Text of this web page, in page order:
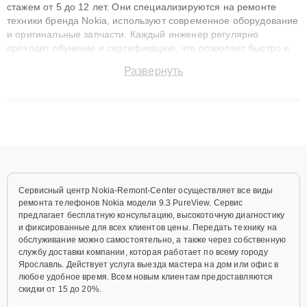
стажем от 5 до 12 лет. Они специализируются на ремонте
техники бренда Nokia, используют современное оборудование
и оригинальные запчасти. Каждый инженер регулярно
проходит обучение и сертификацию, что позволяет быстро и
сохранением гарантии до 3 лет. Наши мастера решают
Развернуть
Сервисный центр Nokia-Remont-Center осуществляет все виды
ремонта телефонов Nokia модели 9.3 PureView. Сервис
предлагает бесплатную консультацию, высокоточную диагностику
и фиксированные для всех клиентов цены. Передать технику на
обслуживание можно самостоятельно, а также через собственную
службу доставки компании, которая работает по всему городу
Ярославль. Действует услуга выезда мастера на дом или офис в
любое удобное время. Всем новым клиентам предоставляются
скидки от 15 до 20%.